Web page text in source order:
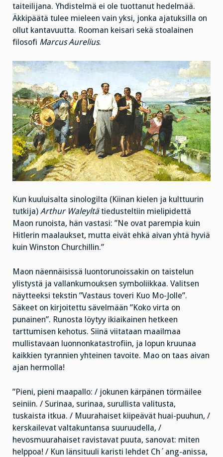
taiteilijana. Yhdistelmä ei ole tuottanut hedelmää.
Äkkipäätä tulee mieleen vain yksi, jonka ajatuksilla on
ollut kantavuutta. Rooman keisari sekä stoalainen
filosofi Marcus Aurelius.
Kun kuuluisalta sinologilta (Kiinan kielen ja kulttuurin
tutkija) Arthur Waleyltätiedusteltiin mielipidettä
Maon runoista, hän vastasi: ”Ne ovat parempia kuin
Hitlerin maalaukset, mutta eivät ehkä aivan yhtä hyviä
kuin Winston Churchillin.”
Maon näennäisissä luontorunoissakin on taistelun
ylistystä ja vallankumouksen symboliikkaa. Valitsen
näytteeksi tekstin ”Vastaus toveri Kuo Mo-Jolle”.
Säkeet on kirjoitettu sävelmään ”Koko virta on
punainen”. Runosta löytyy ikiaikainen hetkeen
tarttumisen kehotus. Siinä viitataan maailmaa
mullistavaan luonnonkatastrofiin, ja lopun kruunaa
kaikkien tyrannien yhteinen tavoite. Mao on taas aivan
ajan hermolla!
”Pieni, pieni maapallo: / jokunen kärpänen törmäilee
seiniin. / Surinaa, surinaa, surullista valitusta,
tuskaista itkua. / Muurahaiset kiipeävät huai-puuhun, /
kerskailevat valtakuntansa suuruudella, /
hevosmuurahaiset ravistavat puuta, sanovat: miten
helppoa! / Kun länsituuli karisti lehdet Ch´ang-anissa,